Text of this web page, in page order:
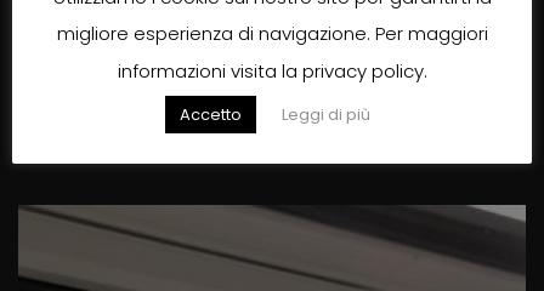
Tapparella Cassonetto Tondo
migliore esperienza di navigazione. Per maggiori
informazioni visita la privacy policy.
Accetto Leggi di più